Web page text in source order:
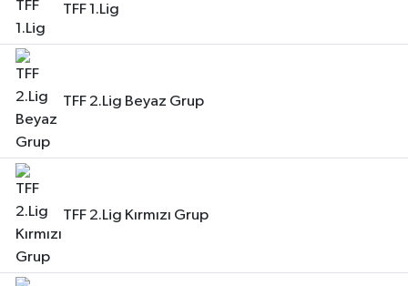
TFF 1.Lig
TFF 2.Lig Beyaz Grup
TFF 2.Lig Kırmızı Grup